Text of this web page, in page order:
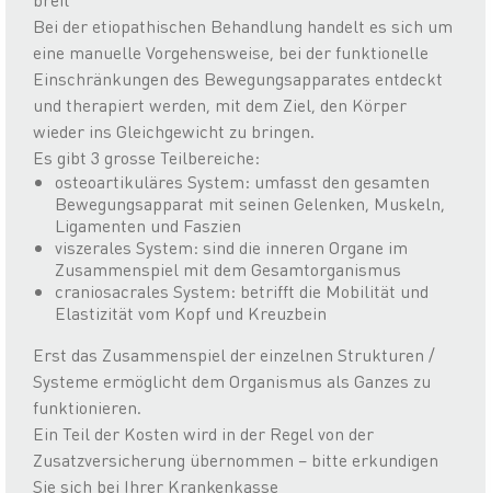
Bei der etiopathischen Behandlung handelt es sich um
eine manuelle Vorgehensweise, bei der funktionelle
Einschränkungen des Bewegungsapparates entdeckt
und therapiert werden, mit dem Ziel, den Körper
wieder ins Gleichgewicht zu bringen.
Es gibt 3 grosse Teilbereiche:
osteoartikuläres System: umfasst den gesamten
Bewegungsapparat mit seinen Gelenken, Muskeln,
Ligamenten und Faszien
viszerales System: sind die inneren Organe im
Zusammenspiel mit dem Gesamtorganismus
craniosacrales System: betrifft die Mobilität und
Elastizität vom Kopf und Kreuzbein
Erst das Zusammenspiel der einzelnen Strukturen /
Systeme ermöglicht dem Organismus als Ganzes zu
funktionieren.
Ein Teil der Kosten wird in der Regel von der
Zusatzversicherung übernommen – bitte erkundigen
Sie sich bei Ihrer Krankenkasse